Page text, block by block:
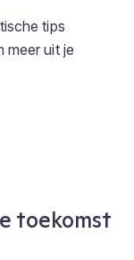
tips
meer uit je
toekomst